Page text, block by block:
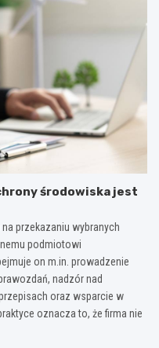
środowiska jest
przekazaniu wybranych
podmiotowi
on m.in. prowadzenie
nadzór nad
oraz wsparcie w
oznacza to, że firma nie